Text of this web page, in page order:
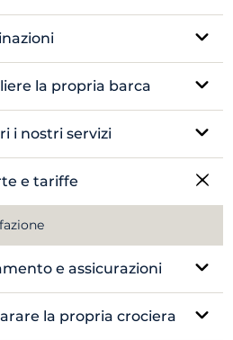
azienda
la propria barca
monoscafo
tradizionale
a motore
e pénichette
i nostri servizi
senza skipper
con skipper
di péniche
e tariffe
e assicurazioni
e cauzioni
la propria crociera